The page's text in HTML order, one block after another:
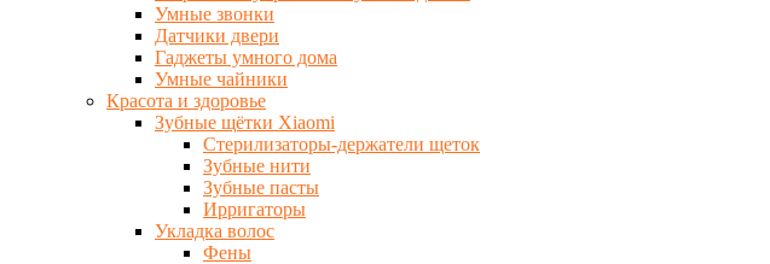
Умные звонки
Датчики двери
Гаджеты умного дома
Умные чайники
Красота и здоровье
Зубные щётки Xiaomi
Стерилизаторы-держатели щеток
Зубные нити
Зубные пасты
Ирригаторы
Укладка волос
Фены